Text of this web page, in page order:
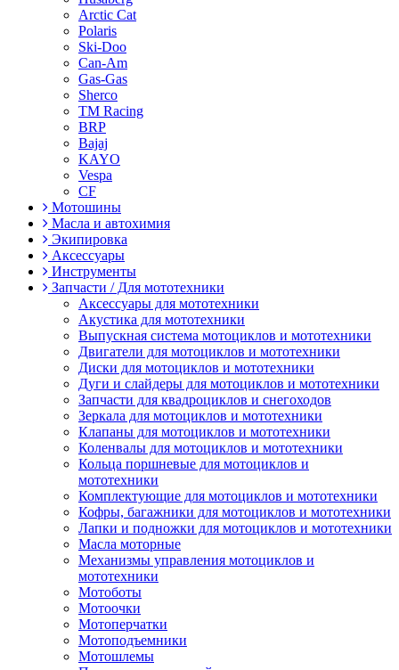
Arctic Cat
Polaris
Ski-Doo
Can-Am
Gas-Gas
Sherco
TM Racing
BRP
Bajaj
KAYO
Vespa
CF
Мотошины
Масла и автохимия
Экипировка
Аксессуары
Инструменты
Запчасти / Для мототехники
Аксессуары для мототехники
Акустика для мототехники
Выпускная система мотоциклов и мототехники
Двигатели для мотоциклов и мототехники
Диски для мотоциклов и мототехники
Дуги и слайдеры для мотоциклов и мототехники
Запчасти для квадроциклов и снегоходов
Зеркала для мотоциклов и мототехники
Клапаны для мотоциклов и мототехники
Коленвалы для мотоциклов и мототехники
Кольца поршневые для мотоциклов и
мототехники
Комплектующие для мотоциклов и мототехники
Кофры, багажники для мотоциклов и мототехники
Лапки и подножки для мотоциклов и мототехники
Масла моторные
Механизмы управления мотоциклов и
мототехники
Мотоботы
Мотоочки
Мотоперчатки
Мотоподъемники
Мотошлемы